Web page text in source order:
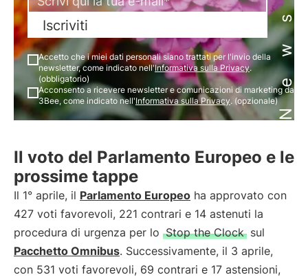
Iscriviti
Accetto che i miei dati personali siano trattati per l'invio della
newsletter, come indicato nell'Informativa sulla Privacy.
(obbligatorio)
Acconsento a ricevere newsletter e comunicazioni di marketing da
3Bee, come indicato nell'Informativa sulla Privacy. (opzionale)
Il voto del Parlamento Europeo e le
prossime tappe
Il 1° aprile, il Parlamento Europeo ha approvato con
427 voti favorevoli, 221 contrari e 14 astenuti la
procedura di urgenza per lo Stop the Clock sul
Pacchetto Omnibus. Successivamente, il 3 aprile,
con 531 voti favorevoli, 69 contrari e 17 astensioni,